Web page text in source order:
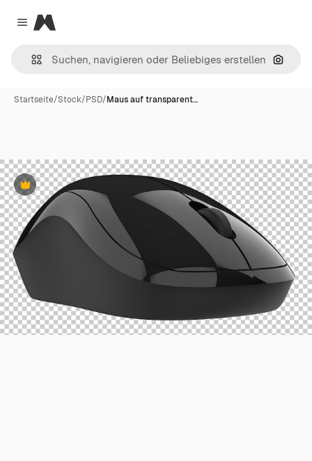
Close menu
Magnific
Nach
Startseite/Stock/PSD/Maus auf transparent…
Premium